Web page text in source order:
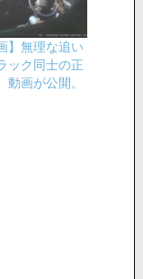
】無理な追い
ック同士の正
動画が公開。